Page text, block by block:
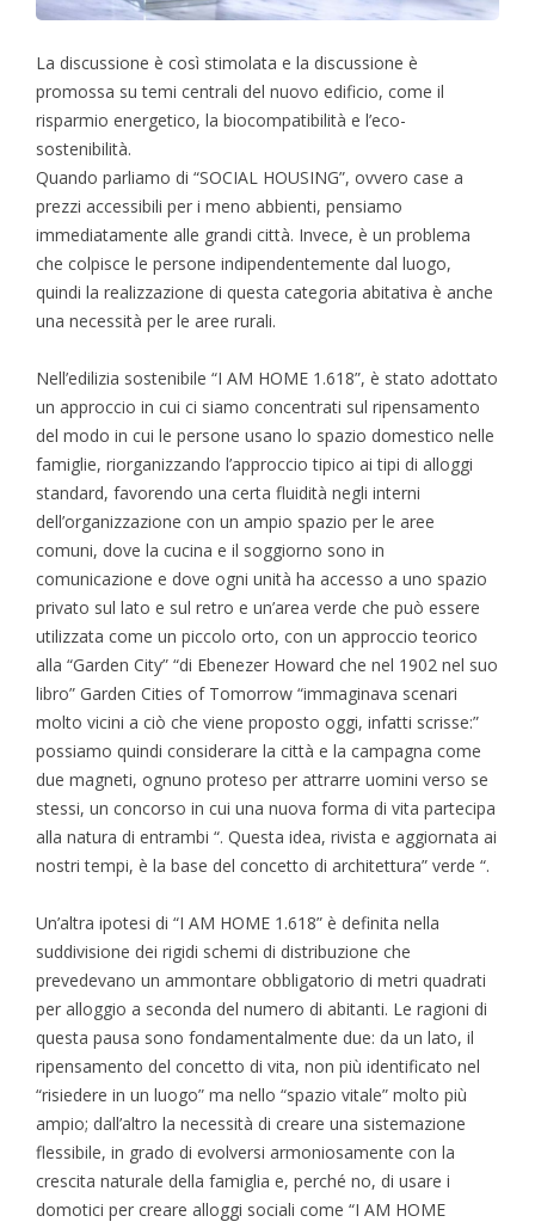
La discussione è così stimolata e la discussione è
promossa su temi centrali del nuovo edificio, come il
risparmio energetico, la biocompatibilità e l’eco-
sostenibilità.
Quando parliamo di “SOCIAL HOUSING”, ovvero case a
prezzi accessibili per i meno abbienti, pensiamo
immediatamente alle grandi città. Invece, è un problema
che colpisce le persone indipendentemente dal luogo,
quindi la realizzazione di questa categoria abitativa è anche
una necessità per le aree rurali.
Nell’edilizia sostenibile “I AM HOME 1.618”, è stato adottato
un approccio in cui ci siamo concentrati sul ripensamento
del modo in cui le persone usano lo spazio domestico nelle
famiglie, riorganizzando l’approccio tipico ai tipi di alloggi
standard, favorendo una certa fluidità negli interni
dell’organizzazione con un ampio spazio per le aree
comuni, dove la cucina e il soggiorno sono in
comunicazione e dove ogni unità ha accesso a uno spazio
privato sul lato e sul retro e un’area verde che può essere
utilizzata come un piccolo orto, con un approccio teorico
alla “Garden City” “di Ebenezer Howard che nel 1902 nel suo
libro” Garden Cities of Tomorrow “immaginava scenari
molto vicini a ciò che viene proposto oggi, infatti scrisse:”
possiamo quindi considerare la città e la campagna come
due magneti, ognuno proteso per attrarre uomini verso se
stessi, un concorso in cui una nuova forma di vita partecipa
alla natura di entrambi “. Questa idea, rivista e aggiornata ai
nostri tempi, è la base del concetto di architettura” verde “.
Un’altra ipotesi di “I AM HOME 1.618” è definita nella
suddivisione dei rigidi schemi di distribuzione che
prevedevano un ammontare obbligatorio di metri quadrati
per alloggio a seconda del numero di abitanti. Le ragioni di
questa pausa sono fondamentalmente due: da un lato, il
ripensamento del concetto di vita, non più identificato nel
“risiedere in un luogo” ma nello “spazio vitale” molto più
ampio; dall’altro la necessità di creare una sistemazione
flessibile, in grado di evolversi armoniosamente con la
crescita naturale della famiglia e, perché no, di usare i
domotici per creare alloggi sociali come “I AM HOME